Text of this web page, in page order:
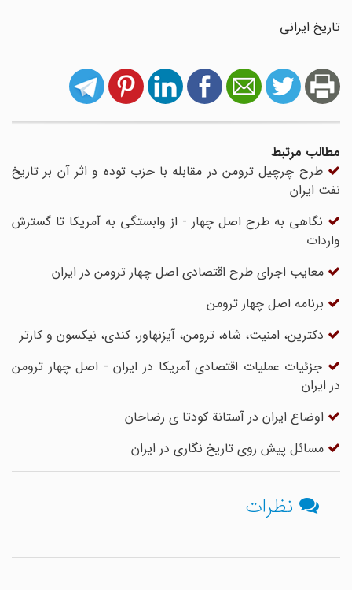
تاریخ ایرانی
مطالب مرتبط
طرح چرچیل ترومن در مقابله با حزب توده و اثر آن بر تاریخ
نفت ایران
نگاهی به طرح اصل چهار - از وابستگی به آمریکا تا گسترش
واردات
معایب اجرای طرح اقتصادی اصل چهار ترومن در ایران
برنامه اصل چهار ترومن
دکترین، امنیت، شاه، ترومن، آیزنهاور، کندی، نیکسون و کارتر
جزئیات عملیات اقتصادی آمریکا در ایران - اصل چهار ترومن
در ایران
اوضاع ایران در آستانة کودتا ی رضاخان
مسائل پیش روی تاریخ نگاری در ایران
نظرات